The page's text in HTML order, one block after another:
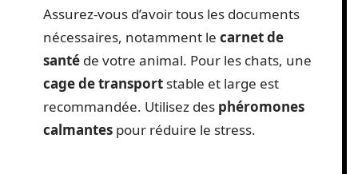
Assurez-vous d’avoir tous les documents
nécessaires, notamment le carnet de
santé de votre animal. Pour les chats, une
cage de transport stable et large est
recommandée. Utilisez des phéromones
calmantes pour réduire le stress.